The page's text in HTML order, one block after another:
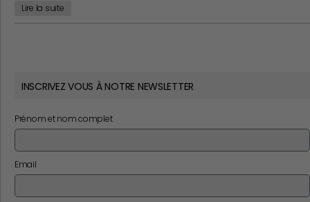
Lire la suite
INSCRIVEZ VOUS À NOTRE NEWSLETTER
Prénom et nom complet
Email